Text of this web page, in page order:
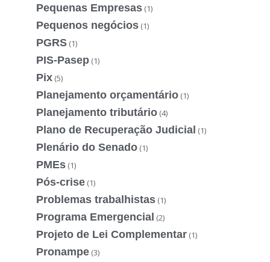
Pequenas Empresas (1)
Pequenos negócios (1)
PGRS (1)
PIS-Pasep (1)
Pix (5)
Planejamento orçamentário (1)
Planejamento tributário (4)
Plano de Recuperação Judicial (1)
Plenário do Senado (1)
PMEs (1)
Pós-crise (1)
Problemas trabalhistas (1)
Programa Emergencial (2)
Projeto de Lei Complementar (1)
Pronampe (3)